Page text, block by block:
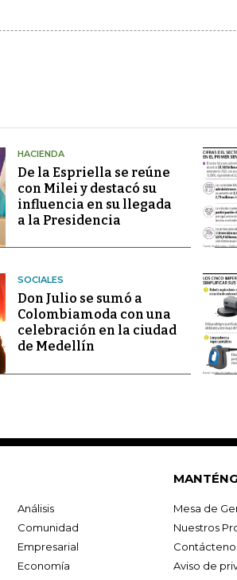
HACIENDA
De la Espriella se reúne
con Milei y destacó su
influencia en su llegada
a la Presidencia
SOCIALES
Don Julio se sumó a
Colombiamoda con una
celebración en la ciudad
de Medellín
Análisis
Comunidad
Empresarial
Economía
Mesa de
Nuestros
Aviso de